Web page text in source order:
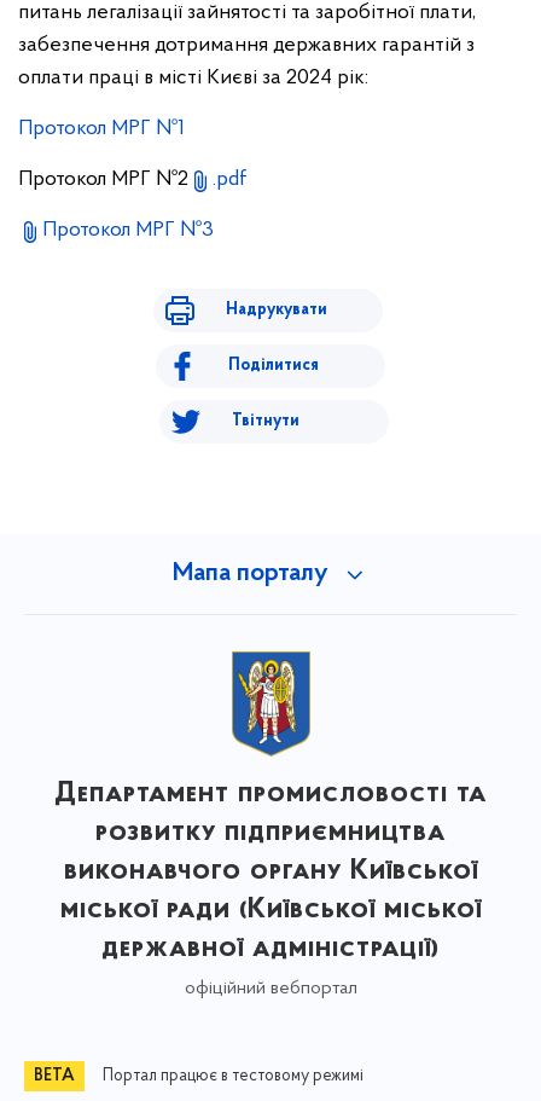
питань легалізації зайнятості та заробітної плати,
забезпечення дотримання державних гарантій з
оплати праці в місті Києві за 2024 рік:
Протокол МРГ №1
Протокол МРГ №2 .pdf
Протокол МРГ №3
Надрукувати
Поділитися
Твітнути
Мапа порталу
Департамент промисловості та
розвитку підприємництва
виконавчого органу Київської
міської ради (Київської міської
державної адміністрації)
офіційний вебпортал
Портал працює в тестовому режимі